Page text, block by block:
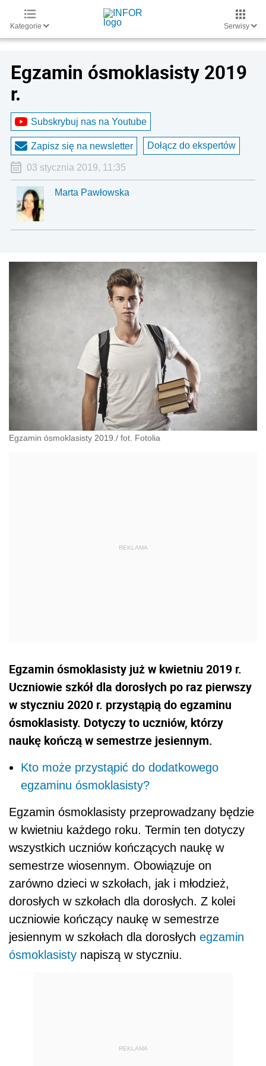
Kategorie Serwisy
Egzamin ósmoklasisty 2019
r.
Subskrybuj nas na Youtube
Zapisz się na newsletter Dołącz do ekspertów
03 stycznia 2019, 11:35
Marta Pawłowska
Egzamin ósmoklasisty 2019./ fot. Fotolia
Egzamin ósmoklasisty już w kwietniu 2019 r.
Uczniowie szkół dla dorosłych po raz pierwszy
w styczniu 2020 r. przystąpią do egzaminu
ósmoklasisty. Dotyczy to uczniów, którzy
naukę kończą w semestrze jesiennym.
Kto może przystąpić do dodatkowego
egzaminu ósmoklasisty?
Egzamin ósmoklasisty przeprowadzany będzie
w kwietniu każdego roku. Termin ten dotyczy
wszystkich uczniów kończących naukę w
semestrze wiosennym. Obowiązuje on
zarówno dzieci w szkołach, jak i młodzież,
dorosłych w szkołach dla dorosłych. Z kolei
uczniowie kończący naukę w semestrze
jesiennym w szkołach dla dorosłych egzamin
ósmoklasisty napiszą w styczniu.
REKLAMA